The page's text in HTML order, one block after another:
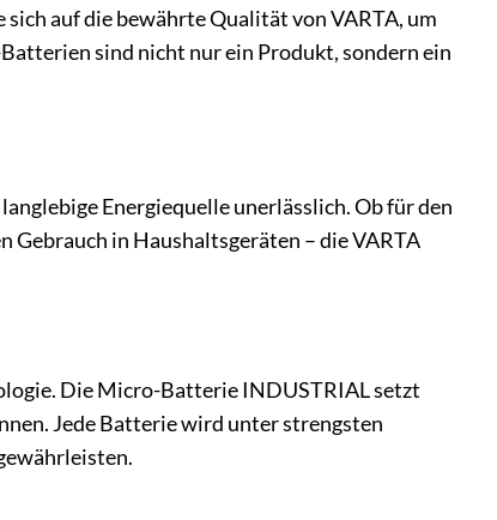
auf die bewährte Qualität von VARTA, um
sind nicht nur ein Produkt, sondern ein
Energiequelle unerlässlich. Ob für den
in Haushaltsgeräten – die VARTA
Die Micro-Batterie INDUSTRIAL setzt
Jede Batterie wird unter strengsten